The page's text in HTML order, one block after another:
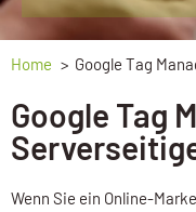
Home Google Tag
Google Tag
Wenn Sie ein Online-